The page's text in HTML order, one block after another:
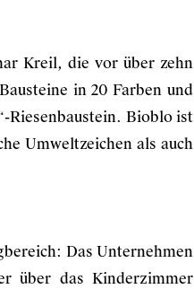
Kreil, die vor über zehn
in 20 Farben und
Riesenbaustein. Bioblo ist
Umweltzeichen als auch
Das Unternehmen
über das Kinderzimmer